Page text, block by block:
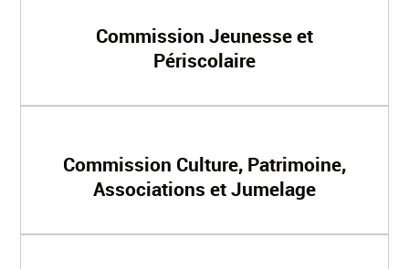
Commission Jeunesse et
Périscolaire
Commission Culture, Patrimoine,
Associations et Jumelage